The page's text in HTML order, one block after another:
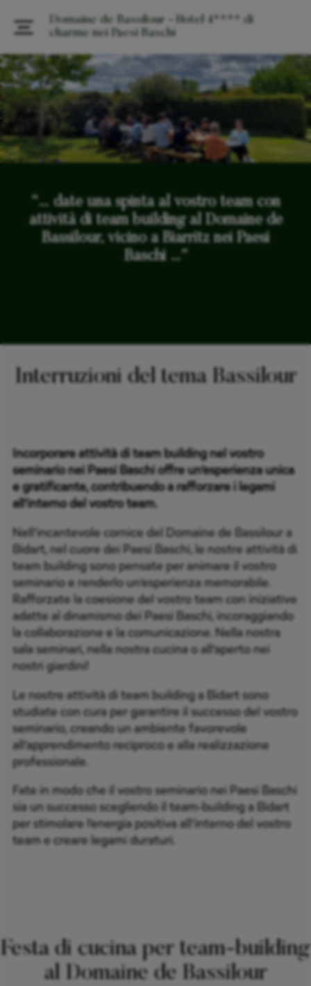
Domaine de Bassilour - Hotel 4**** di
charme nei Paesi Baschi
“… date una spinta al vostro team con
attività di team building al Domaine de
Bassilour, vicino a Biarritz nei Paesi
Baschi …”
Interruzioni del tema Bassilour
Incorporare attività di team building nel vostro
seminario nei Paesi Baschi offre un’esperienza unica
e gratificante, contribuendo a rafforzare i legami
all’interno del vostro team.
Nell’incantevole cornice del Domaine de Bassilour a
Bidart, nel cuore dei Paesi Baschi, le nostre attività di
team building sono pensate per animare il vostro
seminario e renderlo un’esperienza memorabile.
Rafforzate la coesione del vostro team con iniziative
adatte al dinamismo dei Paesi Baschi, incoraggiando
la collaborazione e la comunicazione. Nella nostra
sala seminari, nella nostra cucina o all’aperto nei
nostri giardini!
Le nostre attività di team building a Bidart sono
studiate con cura per garantire il successo del vostro
seminario, creando un ambiente favorevole
all’apprendimento reciproco e alla realizzazione
professionale.
Fate in modo che il vostro seminario nei Paesi Baschi
sia un successo scegliendo il team-building a Bidart
per stimolare l’energia positiva all’interno del vostro
team e creare legami duraturi.
Festa di cucina per team-building
al Domaine de Bassilour